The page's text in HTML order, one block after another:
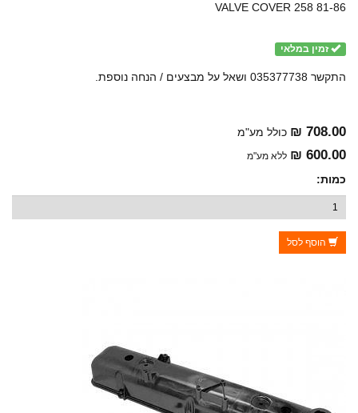
VALVE COVER 258 81-86
זמין במלאי
התקשר 035377738 ושאל על מבצעים / הנחה נוספת.
708.00 ₪ כולל מע"מ
600.00 ₪ ללא מע"מ
כמות:
הוסף לסל